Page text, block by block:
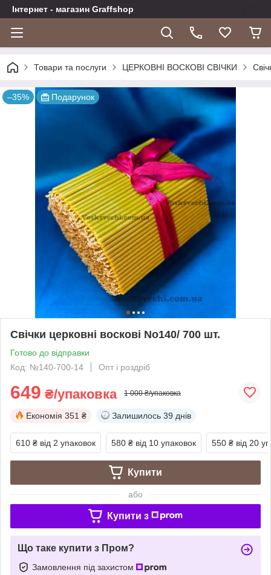
Інтернет - магазин Graffshop
Товари та послуги ЦЕРКОВНІ ВОСКОВІ СВІЧКИ
–35% Подарунок
Свічки церковні воскові No140/ 700 шт.
Готово до відправки
Код: №140-700-14
Опт і роздріб
649 ₴/упаковка 1 000 ₴/упаковка
Економія 351 ₴ Залишилось 39 днів
610 ₴ від 2 упаковок 580 ₴ від 10 упаковок 550 ₴ від 20
Купити
або
Купити з
Що таке купити з Пром?
Замовлення під захистом